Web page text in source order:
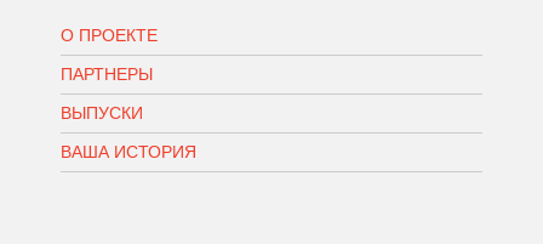
О ПРОЕКТЕ
ПАРТНЕРЫ
ВЫПУСКИ
ВАША ИСТОРИЯ